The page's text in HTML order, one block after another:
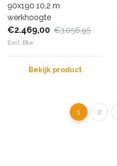
90x190 10,2 m
werkhoogte
€2.469,00 €3.056,95
Excl. Btw
Bekijk product
1 2